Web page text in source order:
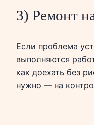
3) Ремонт
Если проблема
выполняются
как доехать без
нужно — на